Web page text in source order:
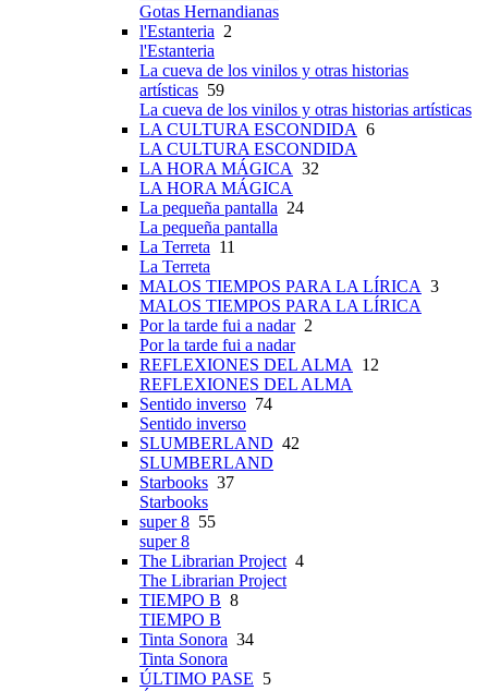
Gotas Hernandianas
l'Estanteria 2
l'Estanteria
La cueva de los vinilos y otras historias
artísticas 59
La cueva de los vinilos y otras historias artísticas
LA CULTURA ESCONDIDA 6
LA CULTURA ESCONDIDA
LA HORA MÁGICA 32
LA HORA MÁGICA
La pequeña pantalla 24
La pequeña pantalla
La Terreta 11
La Terreta
MALOS TIEMPOS PARA LA LÍRICA 3
MALOS TIEMPOS PARA LA LÍRICA
Por la tarde fui a nadar2
Por la tarde fui a nadar
REFLEXIONES DEL ALMA
12
REFLEXIONES DEL ALMA
Sentido inverso 74
Sentido inverso
SLUMBERLAND 42
SLUMBERLAND
Starbooks 37
Starbooks
super 8 55
super 8
The Librarian Project 4
The Librarian Project
TIEMPO B 8
TIEMPO B
Tinta Sonora 34
Tinta Sonora
ÚLTIMO PASE 5